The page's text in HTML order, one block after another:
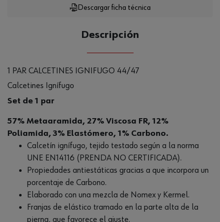
Descargar ficha técnica
Descripción
1 PAR CALCETINES IGNIFUGO 44/47
Calcetines Ignífugo
Set de 1 par
57% Metaaramida, 27% Viscosa FR, 12%
Poliamida, 3% Elastómero, 1% Carbono.
Calcetín ignífugo, tejido testado según a la norma
UNE EN14116 (PRENDA NO CERTIFICADA).
Propiedades antiestáticas gracias a que incorpora un
porcentaje de Carbono.
Elaborado con una mezcla de Nomex y Kermel.
Franjas de elástico tramado en la parte alta de la
pierna, que favorece el ajuste.